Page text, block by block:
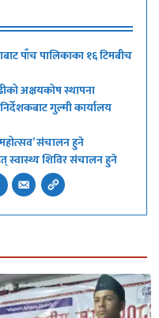
पाँच पालिकाका १६ टिमबीच
अक्षयकोष स्थापना
गुल्मी कार्यालय
संचालन हुने
स्वास्थ्य शिविर संचालन हुने